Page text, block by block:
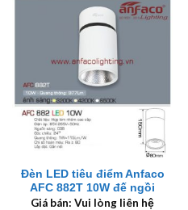
Đèn LED tiêu điểm Anfaco
AFC 882T 10W đế ngồi
Giá bán: Vui lòng liên hệ